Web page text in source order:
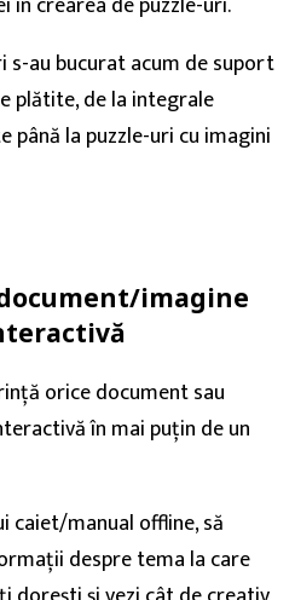
s-au bucurat acum de suport
plătite, de la integrale
la puzzle-uri cu imagini
imagine
orice document sau
în mai puțin de un
caiet/manual offline, să
despre tema la care